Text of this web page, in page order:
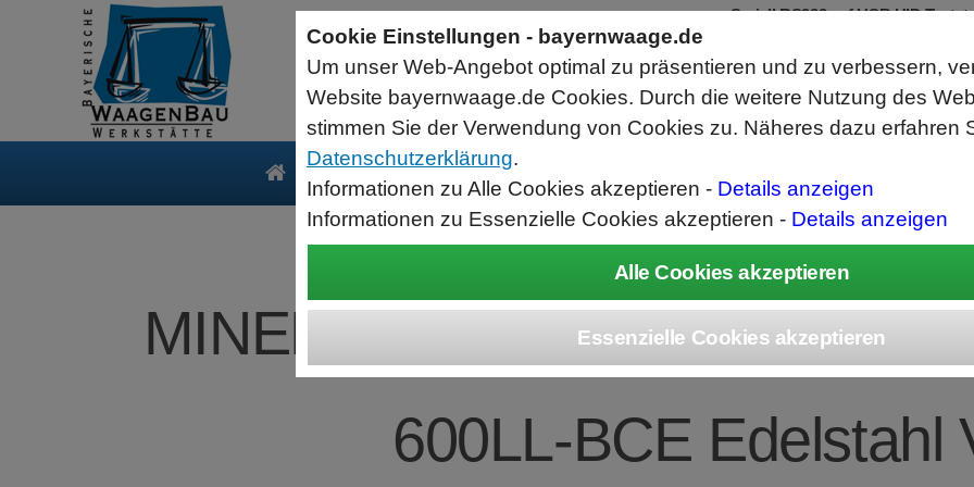
MINEBEA INTEC Combics
600LL-BCE Edelstahl
Produkte Service
Sartorius Feuchtebestimmer MA35
jetzt zum Aktionspreis
Der MA35 ist das Einsteigermodell zur schnellen und
zuverlässigen Bestimmung der Materialfeuchte flüssiger, pastöser
und fester Substanzen mit dem Verfahren der Thermogravimetrie.
Wägebereich: 35 g, Ablesbarkeit: 1 mg
Seriell RS232 auf USB HID
RS232 Daten in Computer
Funktioniert wie eine USB Tastatur,
Verwendet Standard USB Tastatur
Datenbearbeitung vor Ausgabe
Cookie Einstellungen - bayernwaage.de
Um unser Web-Angebot optimal zu präsentieren und zu verbessern,
Website bayernwaage.de Cookies. Durch die weitere Nutzung des
stimmen Sie der Verwendung von Cookies zu. Näheres dazu erfahren
Datenschutzerklärung.
Informationen zu Alle Cookies akzeptieren - Details anzeigen
Informationen zu Essenzielle Cookies akzeptieren - Details anzeigen